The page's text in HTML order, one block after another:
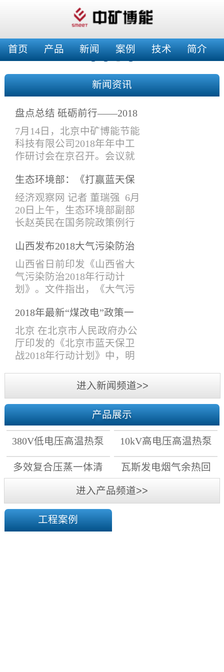
首页 产品 新闻 案例 技术 简介
新闻资讯
盘点总结 砥砺前行——2018
年年中工作会
7月14日，北京中矿博能节能
科技有限公司2018年年中工
作研讨会在京召开。会议就
交流，特别是在产品设计与
改进、在建项目验收、工作
接口要求、新开工项目安排
等进项了讨论安排。公司领
部、项目管理部、采购售后
部、综合管理部等人员参加
了此次会议。会议主要围绕
各个议题进行了热烈的讨
论。各部门人员分别对2018
年上半年工作做了系统的总
结和分...
生态环境部：《打赢蓝天保
卫战三年行动计划》将于近
期印发实施
经济观察网 记者 董瑞强 6月
20日上午，生态环境部副部
长赵英民在国务院政策例行
会同有关部门提出《打赢蓝
天保卫战三年行动计划》
（下称《三年行动计划》）
的建议稿，在6月13日国务院
将于近期印发。6月13日，李
上表示，蓝天保卫战是污染
防治攻坚战的重中之重，各
级政府要严格环境执法，确
保治污各项工作落实到位。
打好蓝天保卫战...
山西发布2018大气污染防治
计划， 10月前完成钢铁、锅
炉等行业提标改造！
山西省日前印发《山西省大
气污染防治2018年行动计
划》。文件指出，《大气污
目标已完成，但空气质量形
势依然严峻，必须以最坚定
的决心、最严格的制度、最
有力的措施，进一步深入推
赢2018年蓝天保卫战。文件
提出：2018年10月底前，完
成清洁取暖改造任务。2018
年10月1日前，所有在用燃煤
锅炉排放大气污染物达到特
别排放限值标准。2018年10
2018年最新“煤改电”政策一
览
北京 在北京市人民政府办公
厅印发的《北京市蓝天保卫
战2018年行动计划》中，明
间。 天津 结合2018年采暖季
天然气供需形势，天津市发
展改革委会同市建委、市农
委、市环保局等部门制定了
我市2018至2019年居民冬季
清洁取暖工作计划：坚持“优
先用电”原则，大力实施“煤
改电”，能改尽改;对具备电
采暖条件的，“宜集中则集
中、宜分散则分散”，通过
蓄...
进入新闻频道>>
产品展示
380V低电压高温热泵
机组
10kV高电压高温热泵
机组
多效复合压蒸一体清
洁高效干燥系统
瓦斯发电烟气余热回
进入产品频道>>
工程案例